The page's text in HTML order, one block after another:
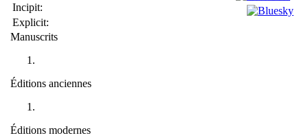
Incipit:
Explicit:
Manuscrits
Éditions anciennes
Éditions modernes